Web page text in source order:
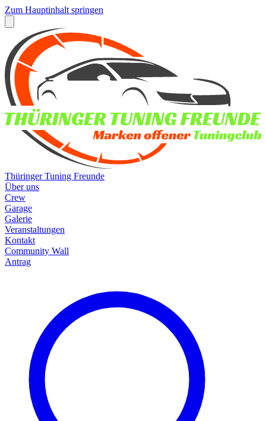
Zum Hauptinhalt springen
Thüringer Tuning Freunde
Über uns
Crew
Garage
Galerie
Veranstaltungen
Kontakt
Community Wall
Antrag